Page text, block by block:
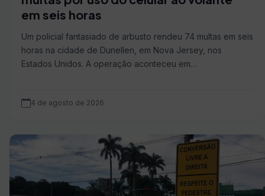
em seis horas
Um policial fantasiado de arbusto rendeu 74 multas em seis
horas na cidade de Dunellen, em Nova Jersey, nos
Estados Unidos. A operação aconteceu em…
4 de agosto de 2026